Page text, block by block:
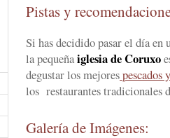
Pistas y
Si has decidido pasar el día en
la pequeñaiglesia de Coruxo
degustar los mejorespescados
los restaurantes tradicionales
Galería de Imágenes: